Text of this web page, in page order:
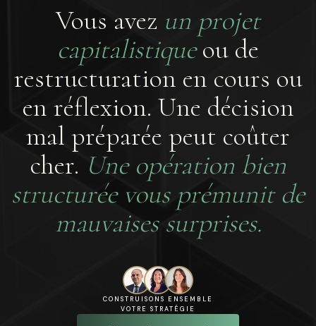
Vous avez un projet
capitalistiqueou de
restructuration en cours ou
en réflexion. Une décision
mal préparée peut coûter
cher. Une opération bien
structurée vous prémunit de
mauvaises surprises.
CONSTRUISONS ENSEMBLE
VOTRE STRATÉGIE